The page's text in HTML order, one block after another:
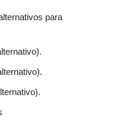
para